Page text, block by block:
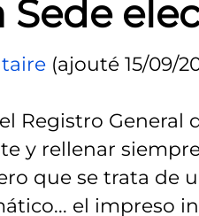
Sede
(ajouté 15/09/
Registro General
y rellenar
que se trata
el impreso